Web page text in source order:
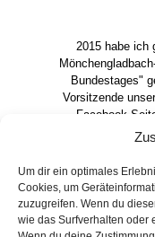
Um dir ein optimales
Cookies, um
zuzugreifen. Wenn du
wie das Surfverhalten oder
2015 habe ich
Bundestages"
Vorsitzende
Facebook-